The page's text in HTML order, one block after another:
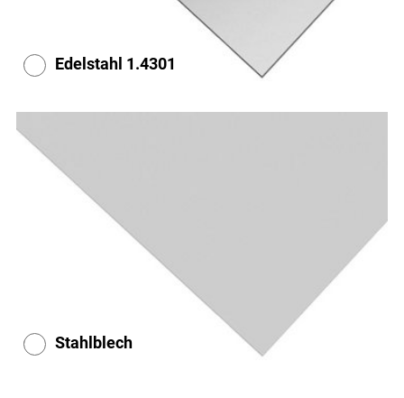
Edelstahl 1.4301
Stahlblech